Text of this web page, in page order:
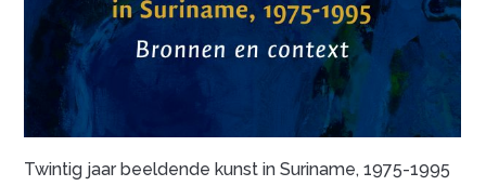
Twintig jaar beeldende kunst in Suriname, 1975-1995